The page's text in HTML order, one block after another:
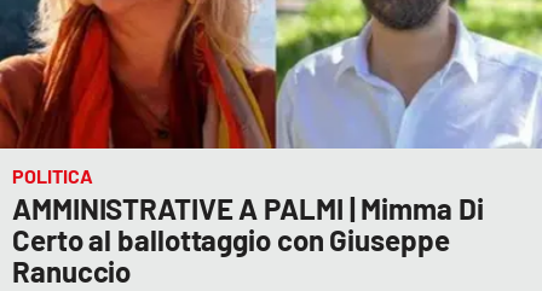
POLITICA
AMMINISTRATIVE A PALMI | Mimma Di
Certo al ballottaggio con Giuseppe
Ranuccio